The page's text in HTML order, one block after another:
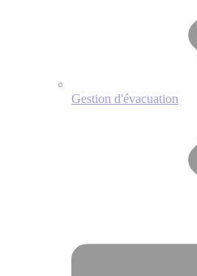
Gestion d'évacuation